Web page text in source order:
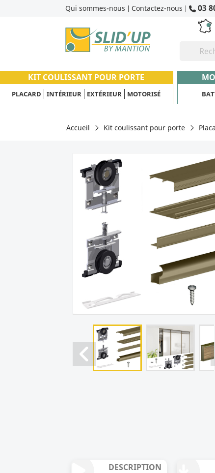
Qui sommes-nous | Contactez-nous | 03
KIT COULISSANT POUR PORTE
PLACARD INTÉRIEUR EXTÉRIEUR MOTORISÉ
Accueil Kit coulissant pour porte
DESCRIPTION